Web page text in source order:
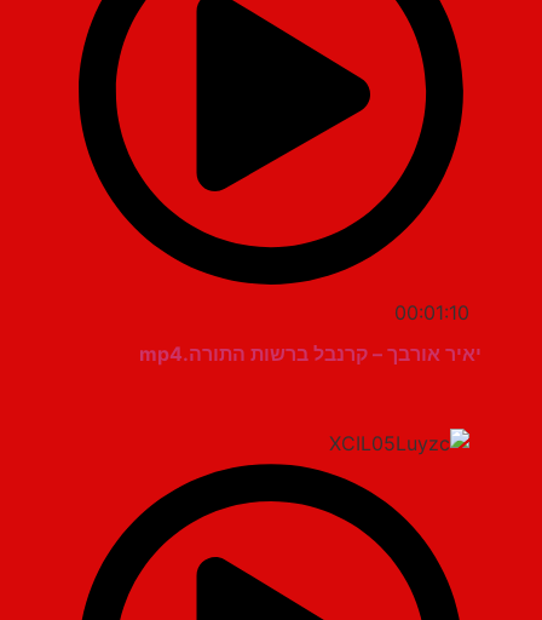
00:01:10
יאיר אורבך – קרנבל ברשות התורה.mp4